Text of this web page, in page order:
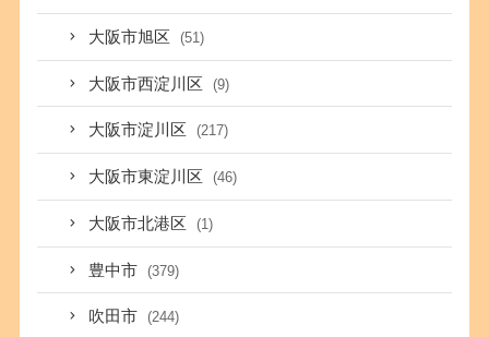
大阪市旭区 (51)
大阪市西淀川区 (9)
大阪市淀川区 (217)
大阪市東淀川区 (46)
大阪市北港区 (1)
豊中市 (379)
吹田市 (244)